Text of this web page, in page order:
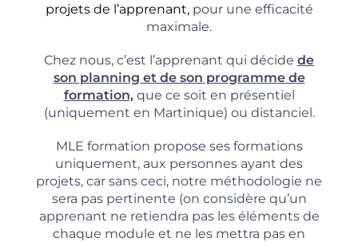
projets de l’apprenant,pour une efficacité
maximale.
Chez nous, c’est l’apprenant qui décide de
son planning et de son programme de
formation,que ce soit en présentiel
(uniquement en Martinique) ou distanciel.
MLE formation propose ses formations
uniquement, aux personnes ayant des
projets, car sans ceci, notre méthodologie ne
sera pas pertinente (on considère qu’un
apprenant ne retiendra pas les éléments de
chaque module et ne les mettra pas en